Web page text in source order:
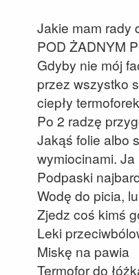
Jakie mam rady
POD ŻADNYM
Gdyby nie mój
przez wszystko
ciepły
Po 2 radzę
Jakąś folie albo
wymiocinami. Ja
Podpaski
Wodę do picia,
Zjedz coś kimś
Leki
Miskę na pawia
Termofor do